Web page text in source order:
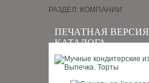
ПЕЧАТНАЯ ВЕРСИЯ
КАТАЛОГА
РАЗДЕЛ: КОМПАНИИ